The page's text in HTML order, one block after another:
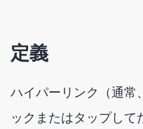
定義
ハイパーリンク（通常
ックまたはタップし